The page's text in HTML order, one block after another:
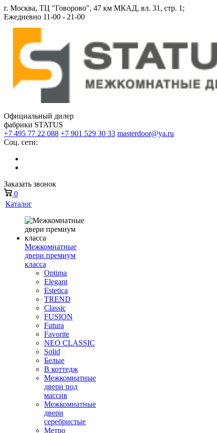
г. Москва, ТЦ "Говорово", 47 км МКАД, вл. 31, стр. 1;
Ежедневно 11-00 - 21-00
Официальный дилер
фабрики STATUS
+7 495 77 22 088 +7 901 529 30 33 masterdoor@ya.ru
Соц. сети:
Заказать звонок
0
Каталог
Межкомнатные
двери премиум
класса
Optima
Elegant
Estetica
TREND
Classic
FUSION
Futura
Favorite
NEO CLASSIC
Solid
Белые
В коттедж
Межкомнатные
двери под
массив
Межкомнатные
двери
серебристые
Метро